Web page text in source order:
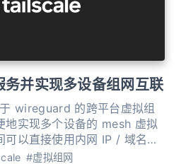
并实现多设备组网互联
wireguard 的跨平台虚拟组
地实现多个设备的 mesh 虚拟
可以直接使用内网 IP / 域名进
络，不会引起地址变动。这
#虚拟组网